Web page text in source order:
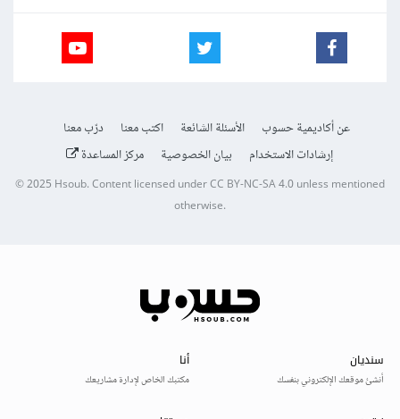
عن أكاديمية حسوب الأسئلة الشائعة اكتب معنا
درّب معنا
إرشادات الاستخدام
بيان الخصوصية مركز المساعدة
© 2025Hsoub.Content licensed underCC BY-NC-SA 4.0unless mentioned
otherwise.